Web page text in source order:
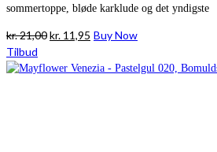
sommertoppe, bløde karklude og det yndigste
kr.21,00Den
pris
kr. 11,95 Den
pris
Buy Now
Tilbud